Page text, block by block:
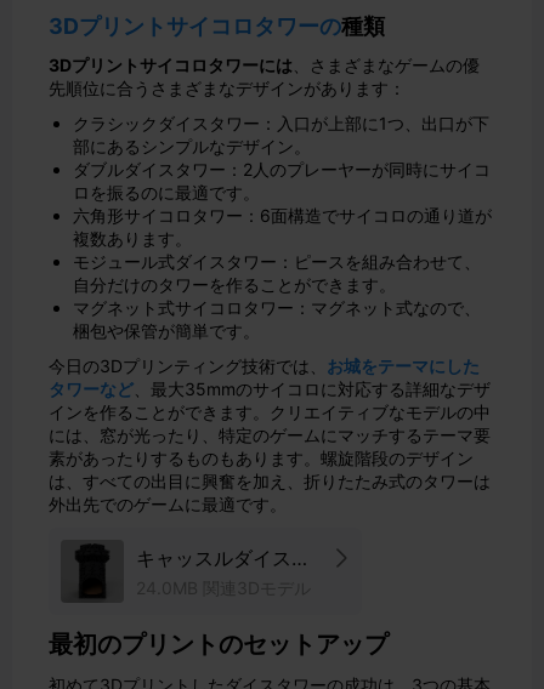
3Dプリントサイコロタワーの種類
3Dプリントサイコロタワーには 、さまざまなゲームの優
先順位に合うさまざまなデザインがあります：
クラシックダイスタワー：入口が上部に1つ、出口が下
部にあるシンプルなデザイン。
ダブルダイスタワー：2人のプレーヤーが同時にサイコ
ロを振るのに最適です。
六角形サイコロタワー：6面構造でサイコロの通り道が
複数あります。
モジュール式ダイスタワー：ピースを組み合わせて、
自分だけのタワーを作ることができます。
マグネット式サイコロタワー：マグネット式なので、
梱包や保管が簡単です。
今日の3Dプリンティング技術では、 お城をテーマにした
タワーなど 、最大35mmのサイコロに対応する詳細なデザ
インを作ることができます。クリエイティブなモデルの中
には、窓が光ったり、特定のゲームにマッチするテーマ要
素があったりするものもあります。螺旋階段のデザイン
は、すべての出目に興奮を加え、折りたたみ式のタワーは
外出先でのゲームに最適です。
キャッスルダイスタ
ワー
24.0MB 関連3Dモデル
最初のプリントのセットアップ
初めて3Dプリントしたダイスタワーの成功は、3つの基本